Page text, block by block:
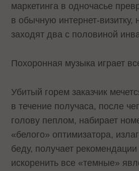
маркетинга в одночасье
в обычную интернет-визитку,
заходят два с половиной
Похоронная музыка играет
Убитый горем заказчик
в течение получаса, после
голову пеплом, набирает
«белого» оптимизатора,
беду, получает
искоренить все «темные»